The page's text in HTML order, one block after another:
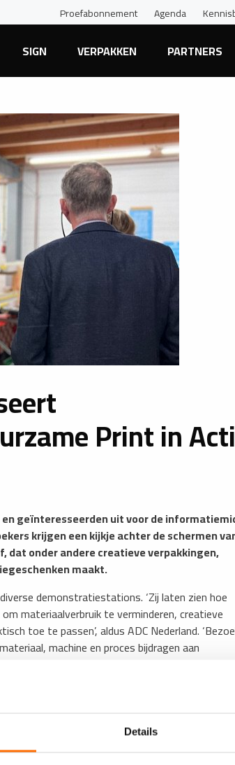
Details
Proefabonnement Agenda
SIGN VERPAKKEN PARTNERS
Print in
geïnteresseerden uit voor de
krijgen een kijkje achter de schermen
onder andere creatieve verpakkingen,
maakt.
demonstratiestations. ‘Zij laten zien hoe
materiaalverbruik te verminderen, creatieve
toe te passen’, aldus ADC Nederland.
machine en proces bijdragen aan
om live demo’s te geven en vragen van
van opzet. Naast demonstraties is er
uit het vak.’ De middag wordt